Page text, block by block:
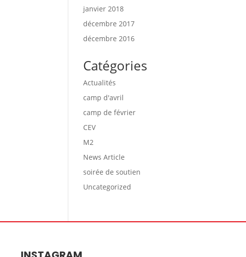
janvier 2018
décembre 2017
décembre 2016
Catégories
Actualités
camp d'avril
camp de février
CEV
M2
News Article
soirée de soutien
Uncategorized